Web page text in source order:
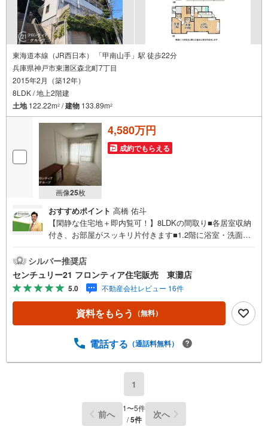
東海道本線（JR西日本） 「甲南山手」駅 徒歩22分
兵庫県神戸市東灘区森北町7丁目
2015年2月（築12年）
8LDK / 地上2階建
土地122.22m2 /建物 133.89m2
画像25枚
4,580万円
成約でもらえる
おすすめポイント 高橋 佑斗
【閑静な住宅地＋即内覧可！】8LDKの間取り■各居室収納
付き、お部屋がスッキリ片付きます■1.2階に浴室・洗面あ
心な駐車スペース完備 特徴・南向きバルコニーにつき陽当
たり・通風良好！・2面バルコニーにつき明るい日差しが差
し込みます・1.2階にトイレがあり忙しい朝は助かります
ね・周辺は緑に囲まれており落ち着いた環境です 立地・本
山第三小学校まで徒歩約18分・本山中学校まで徒歩約34分
弊社が選ばれる理由 1.お金の扱い方のプロ、ファイナンシ
も対応できる売却専門チームあり！3.たくさんの銀行と繋
物件のお引渡し後に必要になったお家のリフォームも弊社
ぎ、有事の際に迅速にサポートいたします弊社は専門家同
士が連携をとっているため、より多くの知見がございま
す。お気軽にお問合せください！
シルバー推奨店
センチュリー21 フロンティア住宅販売 東灘店
5.0 不動産会社レビュー 16件
資料をもらう （無料）
電話する （通話料無料）
1
前へ 1〜5件
/5件 次へ